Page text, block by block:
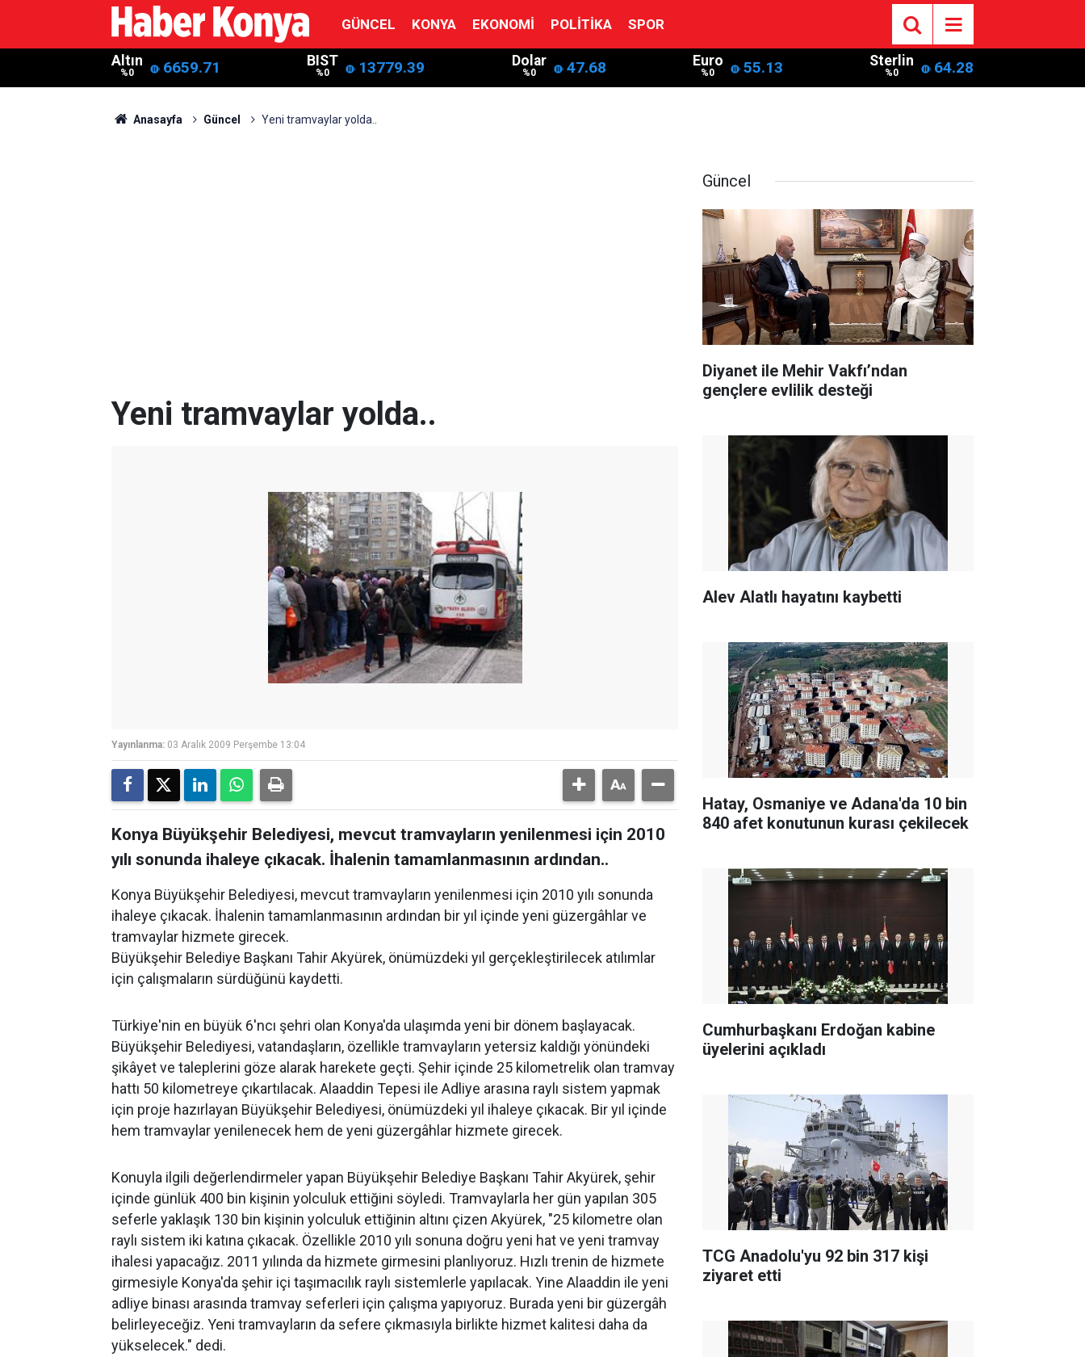
GÜNCEL KONYA EKONOMI POLITIKA SPOR
Altın
%0 6659.71 BIST
%0 13779.39 Dolar
%0 47.68 Euro
%0 55.13 Sterlin
%0 64.28
Anasayfa Güncel Yeni tramvaylar yolda..
Yeni tramvaylar yolda..
Yayınlanma: 03 Aralık 2009 Perşembe 13:04
Konya Büyükşehir Belediyesi, mevcut tramvayların yenilenmesi için 2010
yılı sonunda ihaleye çıkacak. İhalenin tamamlanmasının ardından..
Konya Büyükşehir Belediyesi, mevcut tramvayların yenilenmesi için 2010 yılı sonunda
ihaleye çıkacak. İhalenin tamamlanmasının ardından bir yıl içinde yeni güzergâhlar ve
tramvaylar hizmete girecek.
Büyükşehir Belediye Başkanı Tahir Akyürek, önümüzdeki yıl gerçekleştirilecek atılımlar
için çalışmaların sürdüğünü kaydetti.
Türkiye'nin en büyük 6'ncı şehri olan Konya'da ulaşımda yeni bir dönem başlayacak.
Büyükşehir Belediyesi, vatandaşların, özellikle tramvayların yetersiz kaldığı yönündeki
şikâyet ve taleplerini göze alarak harekete geçti. Şehir içinde 25 kilometrelik olan tramvay
hattı 50 kilometreye çıkartılacak. Alaaddin Tepesi ile Adliye arasına raylı sistem yapmak
için proje hazırlayan Büyükşehir Belediyesi, önümüzdeki yıl ihaleye çıkacak. Bir yıl içinde
hem tramvaylar yenilenecek hem de yeni güzergâhlar hizmete girecek.
Konuyla ilgili değerlendirmeler yapan Büyükşehir Belediye Başkanı Tahir Akyürek, şehir
içinde günlük 400 bin kişinin yolculuk ettiğini söyledi. Tramvaylarla her gün yapılan 305
seferle yaklaşık 130 bin kişinin yolculuk ettiğinin altını çizen Akyürek, "25 kilometre olan
raylı sistem iki katına çıkacak. Özellikle 2010 yılı sonuna doğru yeni hat ve yeni tramvay
ihalesi yapacağız. 2011 yılında da hizmete girmesini planlıyoruz. Hızlı trenin de hizmete
girmesiyle Konya'da şehir içi taşımacılık raylı sistemlerle yapılacak. Yine Alaaddin ile yeni
adliye binası arasında tramvay seferleri için çalışma yapıyoruz. Burada yeni bir güzergâh
belirleyeceğiz. Yeni tramvayların da sefere çıkmasıyla birlikte hizmet kalitesi daha da
yükselecek." dedi.
Güncel
Diyanet ile Mehir Vakfı’ndan
gençlere evlilik desteği
Alev Alatlı hayatını kaybetti
Hatay, Osmaniye ve Adana'da 10 bin
840 afet konutunun kurası çekilecek
Cumhurbaşkanı Erdoğan kabine
üyelerini açıkladı
TCG Anadolu'yu 92 bin 317 kişi
ziyaret etti